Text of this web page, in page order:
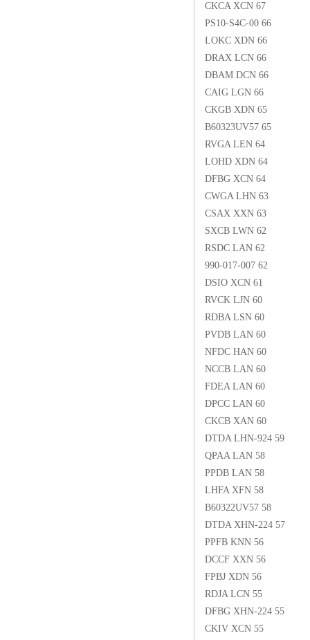
CKCA XCN 67
PS10-S4C-00 66
LOKC XDN 66
DRAX LCN 66
DBAM DCN 66
CAIG LGN 66
CKGB XDN 65
B60323UV57 65
RVGA LEN 64
LOHD XDN 64
DFBG XCN 64
CWGA LHN 63
CSAX XXN 63
SXCB LWN 62
RSDC LAN 62
990-017-007 62
DSIO XCN 61
RVCK LJN 60
RDBA LSN 60
PVDB LAN 60
NFDC HAN 60
NCCB LAN 60
FDEA LAN 60
DPCC LAN 60
CKCB XAN 60
DTDA LHN-924 59
QPAA LAN 58
PPDB LAN 58
LHFA XFN 58
B60322UV57 58
DTDA XHN-224 57
PPFB KNN 56
DCCF XXN 56
FPBJ XDN 56
RDJA LCN 55
DFBG XHN-224 55
CKIV XCN 55